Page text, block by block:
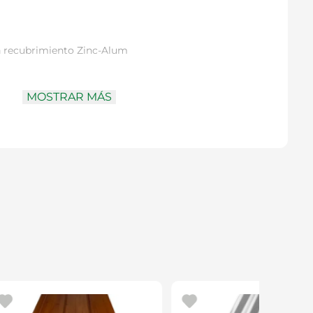
recubrimiento Zinc-Alum
MOSTRAR MÁS